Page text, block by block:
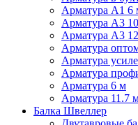
Арматура А1 6
Арматура А3
Арматура А3
Арматура
Арматура
Арматура
Арматура 6 м
Арматура 11.7
Балка Швеллер